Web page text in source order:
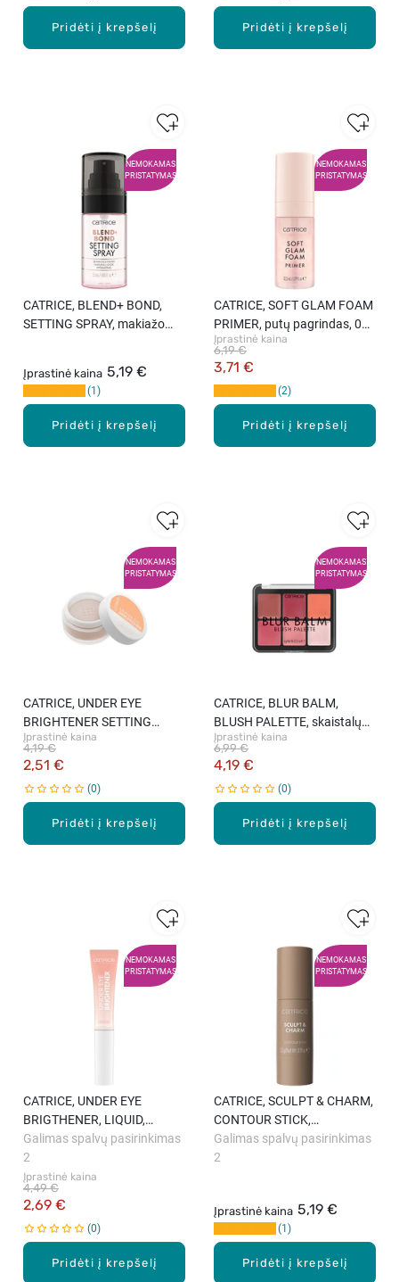
Pridėti į krepšelį Pridėti į krepšelį
NEMOKAMAS
PRISTATYMAS
Pridėti į krepšelį
CATRICE, BLEND+ BOND,
SETTING SPRAY, makiažo
Įprastinė kaina 5,19 €
1
NEMOKAMAS
PRISTATYMAS
Pridėti į krepšelį
CATRICE, SOFT GLAM FOAM
PRIMER, putų pagrindas, 010
BEYOND THE CLOUD, 32,5
ml.
Įprastinė kaina
3,71 €
6,19 €
2
NEMOKAMAS
PRISTATYMAS
Pridėti į krepšelį
CATRICE, UNDER EYE
BRIGHTENER SETTING
POWDER, fiksuojanti pudra
paakiams, 020 WARM NUDE,
Įprastinė kaina
2,51 €
4,19 €
0
NEMOKAMAS
PRISTATYMAS
Pridėti į krepšelį
CATRICE, BLUR BALM,
BLUSH PALETTE, skaistalų
paletė, 010 BLUSH
BLINDNESS, 6 g.
Įprastinė kaina
4,19 €
6,99 €
0
NEMOKAMAS
PRISTATYMAS
Pridėti į krepšelį
CATRICE, UNDER EYE
BRIGTHENER, LIQUID,
maskuojamasis kremas, 10
ml.
Įprastinė kaina
2,69 €
4,49 €
Galimas spalvų pasirinkimas
2
0
NEMOKAMAS
PRISTATYMAS
Pridėti į krepšelį
CATRICE, SCULPT & CHARM,
CONTOUR STICK,
kontūravimo pieštukas, 5,5 g.
Įprastinė kaina 5,19 €
Galimas spalvų pasirinkimas
2
1